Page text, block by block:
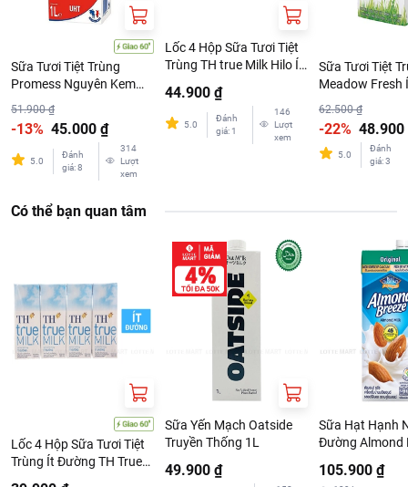
Sữa Tươi Tiệt Trùng
Promess Nguyên Kem
51.900 ₫
-13% 45.000 ₫
5.0
Đánh
giá:8
314
Lượt
xem
Lốc 4 Hộp Sữa Tươi Tiệt
Trùng TH true Milk Hilo Ít
180ml
44.900 ₫
5.0
Đánh
giá: 1
146
Lượt
xem
Sữa Tươi Tiệt
Meadow Fresh
62.500 ₫
-22% 48.900
5.0
Đánh
giá:3
Có thể bạn quan tâm
Lốc 4 Hộp Sữa Tươi Tiệt
Trùng Ít Đường TH True
Sữa Yến Mạch Oatside
Truyền Thống 1L
49.900 ₫
Sữa Hạt Hạnh
Đường Almond
946ml
105.900 ₫